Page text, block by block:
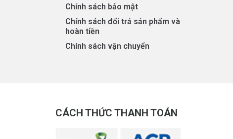
Chính sách bảo mật
Chính sách đổi trả sản phẩm và
hoàn tiền
Chính sách vận chuyển
CÁCH THỨC THANH TOÁN